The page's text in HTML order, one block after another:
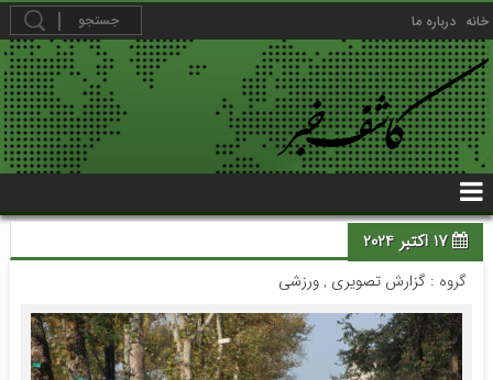
خانه درباره ما
17 اکتبر 2024
گروه :گزارش تصویری ,ورزشی